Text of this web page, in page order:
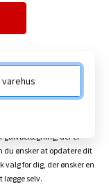
Så bør du overveje
gulvbelægning, der er
du ønsker at opdatere dit
valg for dig, der ønsker en
lægge selv.